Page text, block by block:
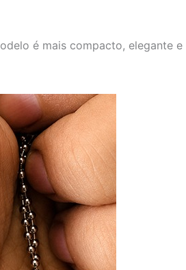
é mais compacto, elegante e